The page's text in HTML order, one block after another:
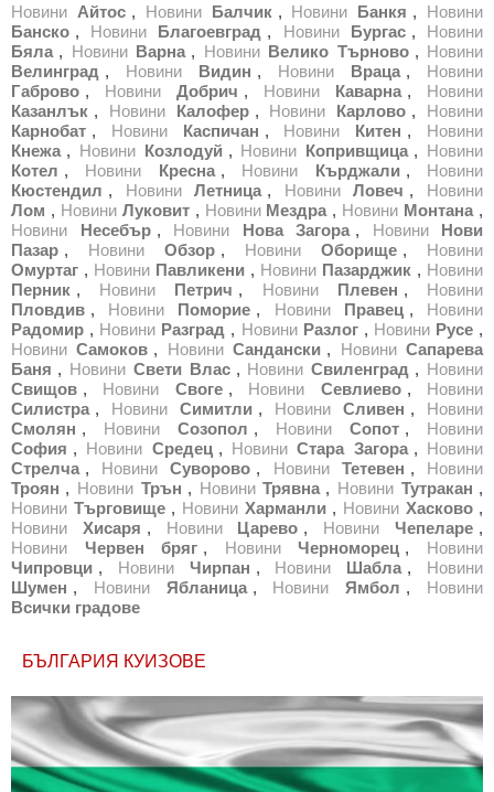
Новини Айтос , Новини Балчик , Новини Банкя , Новини
Банско , Новини Благоевград , Новини Бургас , Новини
Бяла , Новини Варна , Новини Велико Търново , Новини
Велинград , Новини Видин , Новини Враца , Новини
Габрово , Новини Добрич , Новини Каварна , Новини
Казанлък , Новини Калофер , Новини Карлово , Новини
Карнобат , Новини Каспичан , Новини Китен , Новини
Кнежа , Новини Козлодуй , Новини Копривщица , Новини
Котел , Новини Кресна , Новини Кърджали , Новини
Кюстендил , Новини Летница , Новини Ловеч , Новини
Лом , Новини Луковит , Новини Мездра , Новини Монтана ,
Новини
Несебър , Новини Нова Загора , Новини
Нови
Пазар , Новини Обзор , Новини Оборище , Новини
Омуртаг , Новини Павликени , Новини Пазарджик , Новини
Перник , Новини Петрич , Новини Плевен , Новини
Пловдив , Новини Поморие , Новини Правец , Новини
Радомир , Новини Разград , Новини Разлог , Новини Русе ,
Новини Самоков , Новини Сандански , Новини Сапарева
Баня , Новини Свети Влас , Новини Свиленград , Новини
Свищов , Новини Своге , Новини Севлиево , Новини
Силистра , Новини Симитли , Новини Сливен , Новини
Смолян , Новини Созопол , Новини Сопот , Новини
София , Новини Средец , Новини Стара Загора , Новини
Стрелча , Новини Суворово , Новини Тетевен , Новини
Троян , Новини Трън , Новини Трявна , Новини Тутракан ,
Новини Търговище , Новини Харманли , Новини Хасково ,
Новини
Хисаря , Новини Царево , Новини Чепеларе ,
Новини
Червен бряг , Новини Черноморец , Новини
Чипровци , Новини Чирпан , Новини Шабла , Новини
Шумен , Новини Ябланица , Новини Ямбол , Новини
Всички градове
БЪЛГАРИЯ КУИЗОВЕ